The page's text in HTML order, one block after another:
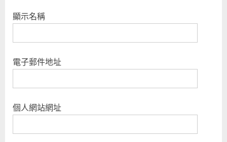
顯示名稱
電子郵件地址
個人網站網址